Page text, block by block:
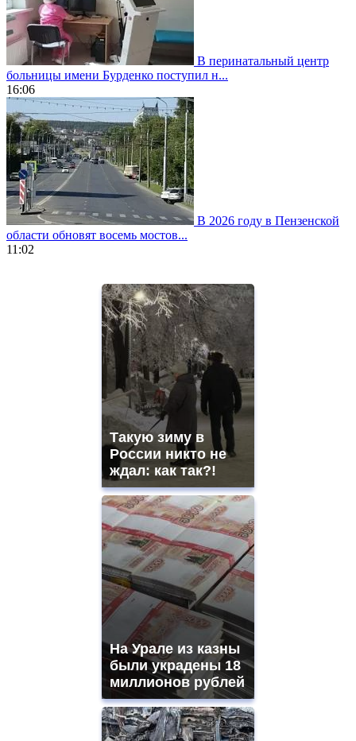
В перинатальный центр
больницы имени Бурденко поступил н...
16:06
В 2026 году в Пензенской
области обновят восемь мостов...
11:02
https://gradewatches.to/
https://www.replicasrelojes.to/
Такую зиму в
России никто не
ждал: как так?!
На Урале из казны
были украдены 18
миллионов рублей